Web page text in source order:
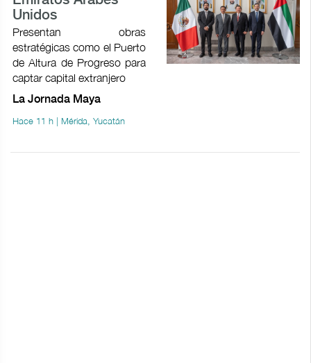
Unidos
Presentan obras
estratégicas como el Puerto
de Altura de Progreso para
captar capital extranjero
La Jornada Maya
Hace 11 h | Mérida, Yucatán